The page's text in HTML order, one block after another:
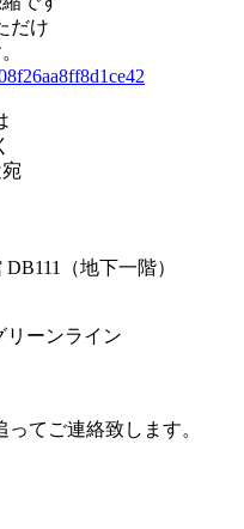
だけ
（地下一階）
リーンライン
てご連絡致します。